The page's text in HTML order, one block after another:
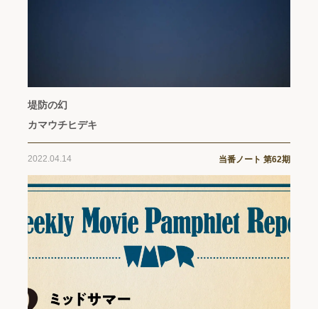
堤防の幻
カマウチヒデキ
2022.04.14 当番ノート 第62期